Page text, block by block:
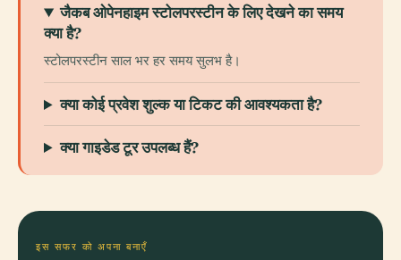
जैकब ओपेनहाइम स्टोलपरस्टीन के लिए देखने का समय
क्या है?
स्टोलपरस्टीन साल भर हर समय सुलभ है।
क्या कोई प्रवेश शुल्क या टिकट की आवश्यकता है?
क्या गाइडेड टूर उपलब्ध हैं?
इस सफर को अपना बनाएँ